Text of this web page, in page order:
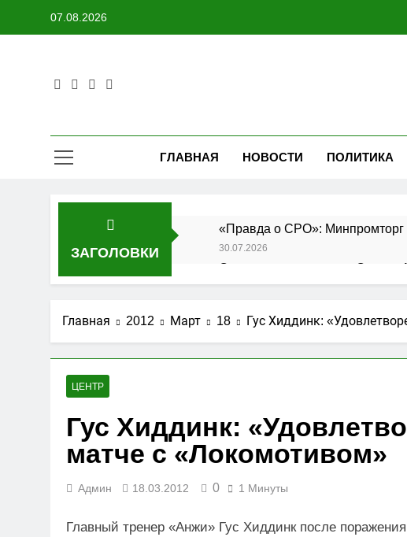
07.08.2026
ГЛАВНАЯ НОВОСТИ ПОЛИТИКА
ЗАГОЛОВКИ
«Правда о СРО»: Минпромторг
30.07.2026
Состоялось заседание Совета
27.07.2026
25.07.2026
АО «Мостоотряд» завершает
Вниманию членов СРО!
Для детей открыли набор
Главная 2012 Март 18 Гус Хиддинк:
ЦЕНТР
Гус Хиддинк:
матче с «Локомотивом»
Админ 18.03.2012 0 1 Минуты
Главный тренер «Анжи» Гус Хиддинк после